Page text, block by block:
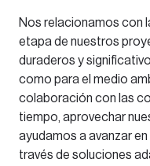
Nos relacionamos con
etapa de nuestros
duraderos y
como para el medio
colaboración con las
tiempo, aprovechar
ayudamos a avanzar
través de soluciones